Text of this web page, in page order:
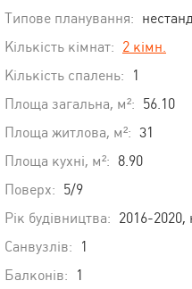
Типове планування:
Кількість кімнат: 2 кімн.
Кількість спалень:
1
Площа загальна, м²: 56.10
Площа житлова, м²: 31
Площа кухні, м²: 8.90
Поверх: 5/9
Рік будівництва: 2016-2020,
Санвузлів:
1
Балконів:
1